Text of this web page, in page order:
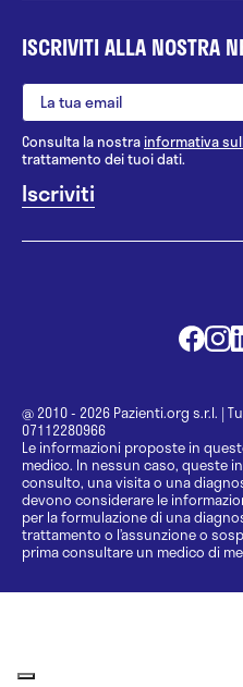
ISCRIVITI ALLA NOSTRA
Consulta la nostrainformativa
trattamento dei tuoi dati.
@ 2010 - 2026 Pazienti.org s.r.l. |
07112280966
Le informazioni proposte in
medico. In nessun caso, queste
consulto, una visita o una
devono considerare le
per la formulazione di una
trattamento o l’assunzione o
prima consultare un medico di